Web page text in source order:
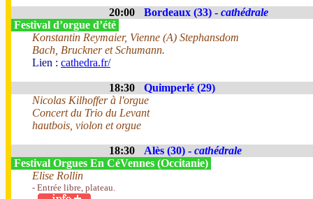
20:00 Bordeaux (33) - cathédrale
Festival d’orgue d’été
Konstantin Reymaier, Vienne (A) Stephansdom
Bach, Bruckner et Schumann.
Lien : cathedra.fr/
18:30
Quimperlé (29)
Nicolas Kilhoffer à l'orgue
Concert du Trio du Levant
hautbois, violon et orgue
18:30 Alès (30) - cathédrale
Festival Orgues En CéVennes (Occitanie)
Elise Rollin
- Entrée libre, plateau.